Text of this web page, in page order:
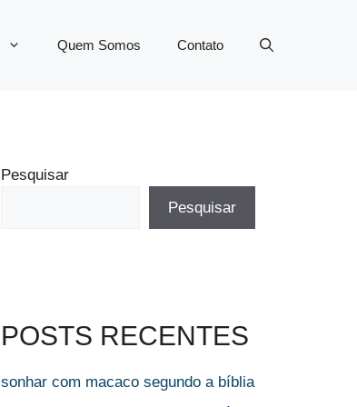
Quem Somos Contato
Pesquisar
Pesquisar
POSTS RECENTES
sonhar com macaco segundo a bíblia